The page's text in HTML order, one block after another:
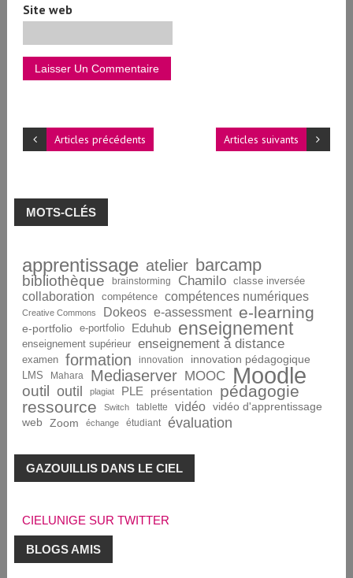
Site web
Articles suivants
Articles précédents
MOTS-CLÉS
apprentissage atelier barcamp
bibliothèque brainstorming Chamilo classe inversée
collaboration compétence compétences numériques
Creative Commons Dokeos e-assessment e-learning
e-portfolio e-portfolio Eduhub enseignement
enseignement supérieur enseignement à distance
examen formation innovation innovation pédagogique
LMS Mahara Mediaserver MOOC Moodle
outil outil plagiat PLE présentation
pédagogie
ressource
Switch tablette vidéo
vidéo d'apprentissage
web
Zoom échange étudiant évaluation
GAZOUILLIS DANS LE CIEL
CIELUNIGE SUR TWITTER
BLOGS AMIS